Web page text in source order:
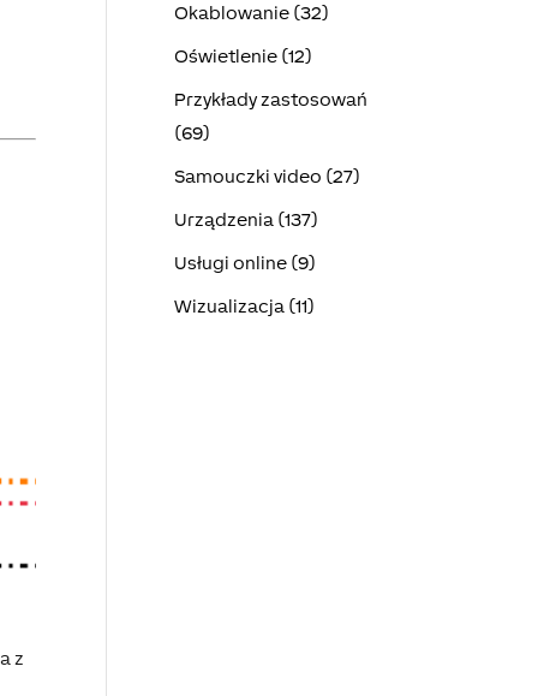
z
Okablowanie (32)
Oświetlenie (12)
Przykłady zastosowań
(69)
Samouczki video (27)
Urządzenia (137)
Usługi online (9)
Wizualizacja (11)